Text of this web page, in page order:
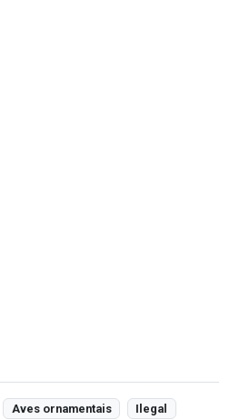
Aves ornamentais Ilegal